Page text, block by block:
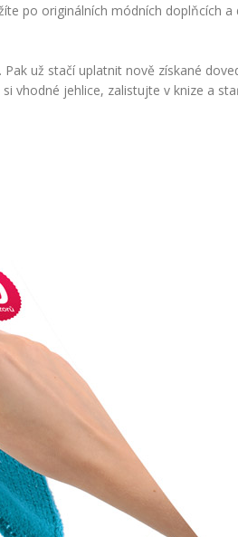
po originálních módních doplňcích
už stačí uplatnit nově získané
vhodné jehlice, zalistujte v knize a